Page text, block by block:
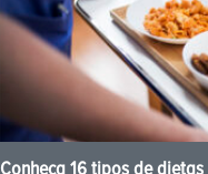
Conheça 16 tipos de